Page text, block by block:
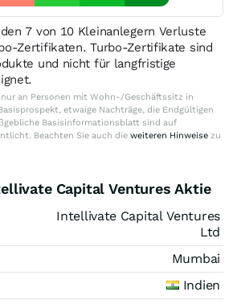
7 von 10 Kleinanlegern Verluste
Zertifikaten. Turbo-Zertifikate sind
und nicht für langfristige
an Personen mit Wohn-/Geschäftssitz in
etwaige Nachträge, die Endgültigen
Basisinformationsblatt sind auf
Beachten Sie auch die weiteren Hinweise zu
Capital Ventures Aktie
Intellivate Capital Ventures
Ltd
Mumbai
Indien